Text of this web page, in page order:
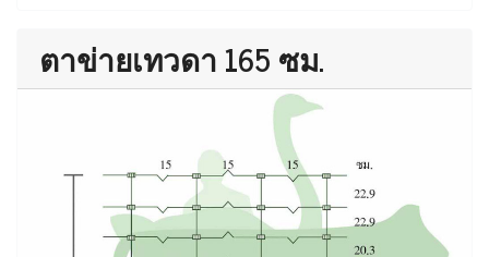
ตาข่ายเทวดา 165 ซม.